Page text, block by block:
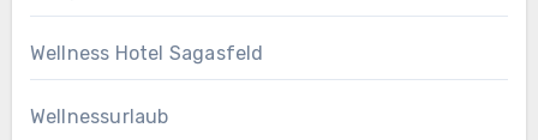
Wellness Hotel Sagasfeld
Wellnessurlaub